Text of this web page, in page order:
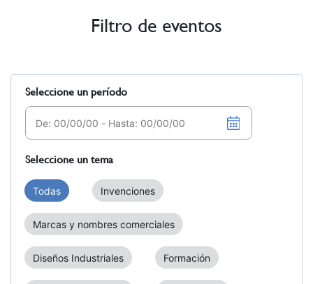
Filtro de eventos
Seleccione un período
Seleccione un tema
Todas Invenciones
Marcas y nombres comerciales
Diseños Industriales Formación